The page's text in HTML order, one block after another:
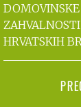
DOMOVINSKE
HRVATSKIH